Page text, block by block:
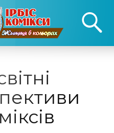
(050) 390-12-12
12-12